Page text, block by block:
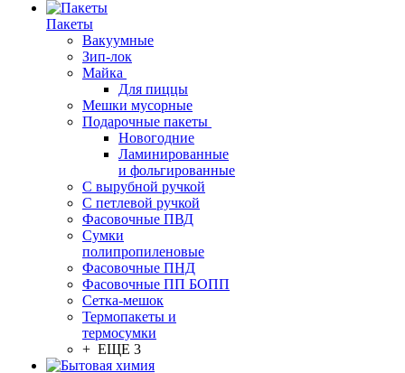
Пакеты
Вакуумные
Зип-лок
Майка
Для пиццы
Мешки мусорные
Подарочные пакеты
Новогодние
Ламинированные
и фольгированные
С вырубной ручкой
С петлевой ручкой
Фасовочные ПВД
Сумки
полипропиленовые
Фасовочные ПНД
Фасовочные ПП БОПП
Сетка-мешок
Термопакеты и
термосумки
+ ЕЩЕ 3